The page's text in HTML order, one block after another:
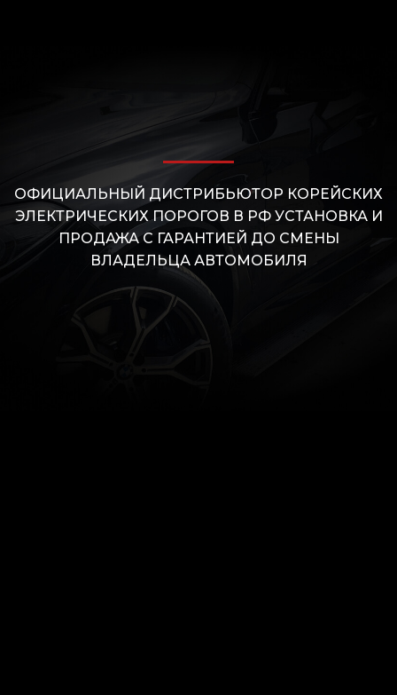
ОФИЦИАЛЬНЫЙ ДИСТРИБЬЮТОР КОРЕЙСКИХ
ЭЛЕКТРИЧЕСКИХ ПОРОГОВ В РФ УСТАНОВКА И
ПРОДАЖА С ГАРАНТИЕЙ ДО СМЕНЫ
ВЛАДЕЛЬЦА АВТОМОБИЛЯ